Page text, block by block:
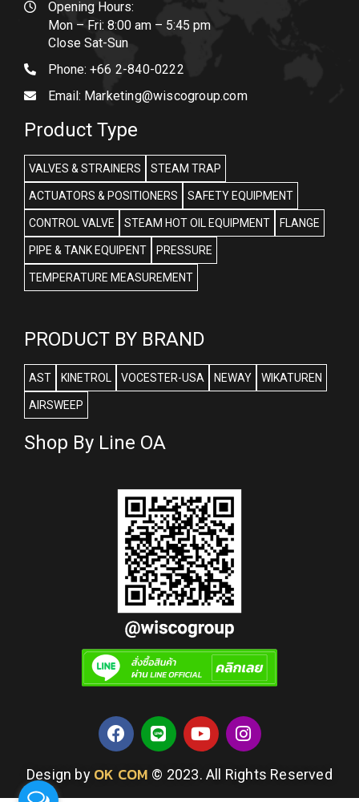
Opening Hours:
Mon – Fri: 8:00 am – 5:45 pm
Close Sat-Sun
Phone: +66 2-840-0222
Email: Marketing@wiscogroup.com
Product Type
VALVES & STRAINERS STEAM TRAP
ACTUATORS & POSITIONERS SAFETY EQUIPMENT
CONTROL VALVE STEAM HOT OIL EQUIPMENT FLANGE
PIPE & TANK EQUIPENT PRESSURE
TEMPERATURE MEASUREMENT
PRODUCT BY BRAND
AST KINETROL VOCESTER-USA NEWAY WIKATUREN
AIRSWEEP
Shop By Line OA
Design by OK COM © 2023. All Rights Reserved